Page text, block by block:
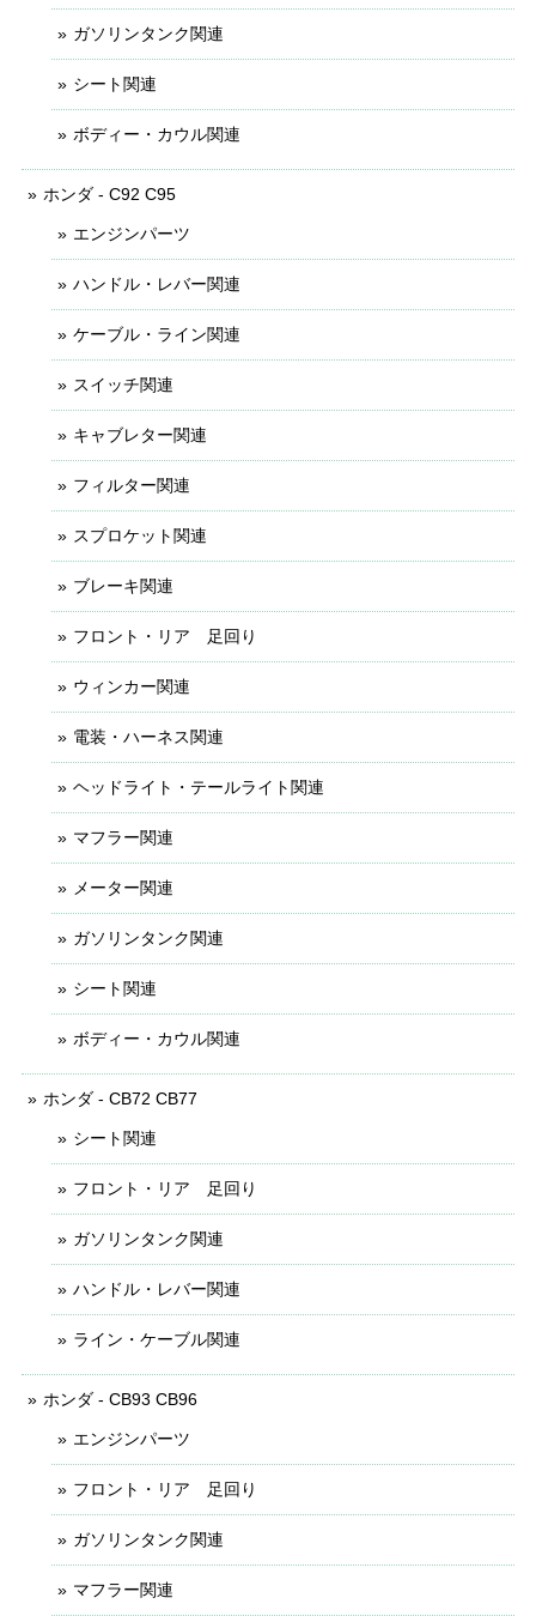
ガソリンタンク関連
シート関連
ボディー・カウル関連
ホンダ - C92 C95
エンジンパーツ
ハンドル・レバー関連
ケーブル・ライン関連
スイッチ関連
キャブレター関連
フィルター関連
スプロケット関連
ブレーキ関連
フロント・リア 足回り
ウィンカー関連
電装・ハーネス関連
ヘッドライト・テールライト関連
マフラー関連
メーター関連
ガソリンタンク関連
シート関連
ボディー・カウル関連
ホンダ - CB72 CB77
シート関連
フロント・リア 足回り
ガソリンタンク関連
ハンドル・レバー関連
ライン・ケーブル関連
ホンダ - CB93 CB96
エンジンパーツ
フロント・リア 足回り
ガソリンタンク関連
マフラー関連